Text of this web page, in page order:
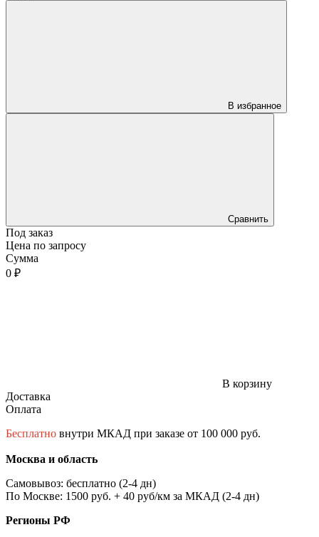
В избранное
Сравнить
Под заказ
Цена по запросу
Сумма
0 ₽
В корзину
Доставка
Оплата
Бесплатно внутри МКАД при заказе от 100 000 руб.
Москва и область
Самовывоз: бесплатно (2-4 дн)
По Москве: 1500 руб. + 40 руб/км за МКАД (2-4 дн)
Регионы РФ